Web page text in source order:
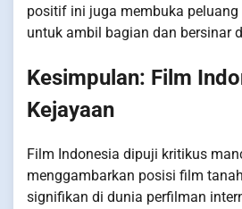
positif ini juga membuka
untuk ambil bagian dan bersinar
Kesimpulan: Film
Kejayaan
Film Indonesia dipuji kritikus
menggambarkan posisi film
signifikan di dunia perfilman